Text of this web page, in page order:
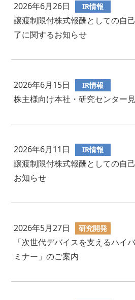
2026年6月26日 IR情報
譲渡制限付株式報酬としての自
了に関するお知らせ
2026年6月15日 IR情報
株主様向け本社・研究センター
2026年6月11日 IR情報
譲渡制限付株式報酬としての自
お知らせ
2026年5月27日 研究開発
「次世代デバイスを支えるハイ
ミナー」のご案内